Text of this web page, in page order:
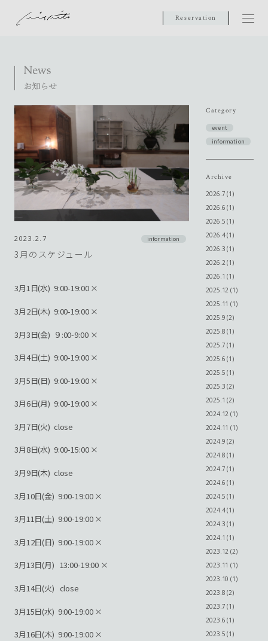
Reservation
2023.2.7 information
3月のスケジュール
3月1日(水) 9:00-19:00 ×
3月2日(木) 9:00-19:00 ×
3月3日(金) ９:00-9:00 ×
3月4日(土) 9:00-19:00 ×
3月5日(日) 9:00-19:00 ×
3月6日(月) 9:00-19:00 ×
3月7日(火) close
3月8日(水) 9:00-15:00 ×
3月9日(木) close
3月10日(金) 9:00-19:00 ×
3月11日(土) 9:00-19:00 ×
3月12日(日) 9:00-19:00 ×
3月13日(月) 13:00-19:00 ×
3月14日(火) close
3月15日(水) 9:00-19:00 ×
3月16日(木) 9:00-19:00 ×
Category
event
information
Archive
2026.7 (1)
2026.6 (1)
2026.5 (1)
2026.4 (1)
2026.3 (1)
2026.2 (1)
2026.1 (1)
2025.12 (1)
2025.11 (1)
2025.9 (2)
2025.8 (1)
2025.7 (1)
2025.6 (1)
2025.5 (1)
2025.3 (2)
2025.1 (2)
2024.12 (1)
2024.11 (1)
2024.9 (2)
2024.8 (1)
2024.7 (1)
2024.6 (1)
2024.5 (1)
2024.4 (1)
2024.3 (1)
2024.1 (1)
2023.12 (2)
2023.11 (1)
2023.10 (1)
2023.8 (2)
2023.7 (1)
2023.6 (1)
2023.5 (1)